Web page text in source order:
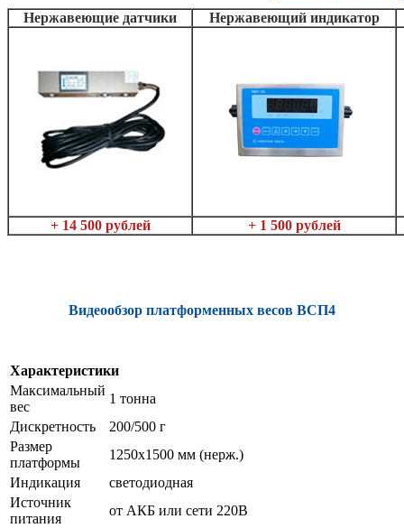
Нержавеющие датчики
Нержавеющий индикатор
+ 14 500 рублей + 1 500 рублей
Видеообзор платформенных весов ВСП4
Характеристики
Максимальный
вес
1 тонна
Дискретность
200/500 г
Размер
платформы
1250х1500 мм (нерж.)
Индикация
светодиодная
Источник
питания
от АКБ или сети 220В